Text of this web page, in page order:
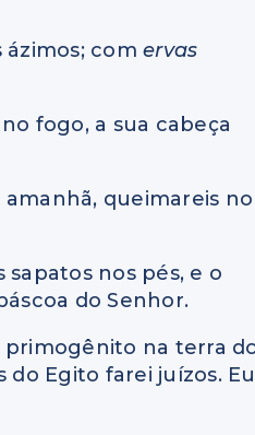
ázimos; comervas
fogo, a sua cabeça
queimareis no
sapatos nos pés, e o
do Senhor.
primogênito na terra
do Egito farei juízos. Eu